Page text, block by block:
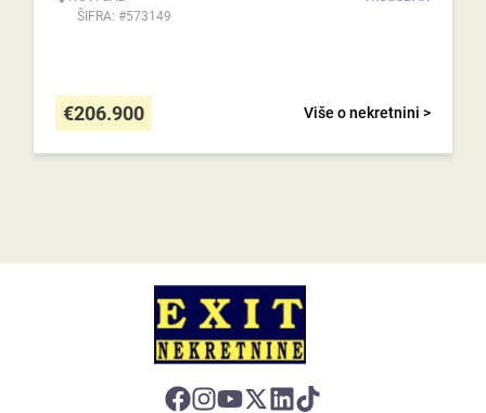
ŠIFRA: #573149
Više o nekretnini >
€206.900